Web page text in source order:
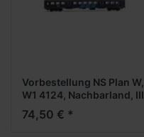
Vorbestellung NS Plan W,
W1 4124, Nachbarland, III
-1:87- -Personenwagen-
***Messe NH 2026***
74,50 € *